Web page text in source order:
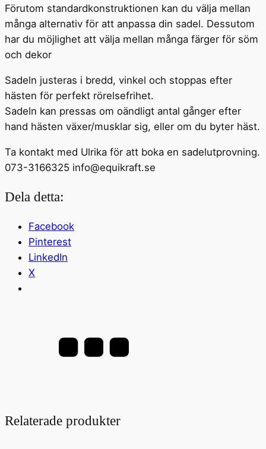
Förutom standardkonstruktionen kan du välja mellan
många alternativ för att anpassa din sadel. Dessutom
har du möjlighet att välja mellan många färger för söm
och dekor
Sadeln justeras i bredd, vinkel och stoppas efter
hästen för perfekt rörelsefrihet.
Sadeln kan pressas om oändligt antal gånger efter
hand hästen växer/musklar sig, eller om du byter häst.
Ta kontakt med Ulrika för att boka en sadelutprovning.
073-3166325 info@equikraft.se
Dela detta:
Facebook
Pinterest
LinkedIn
X
Relaterade produkter